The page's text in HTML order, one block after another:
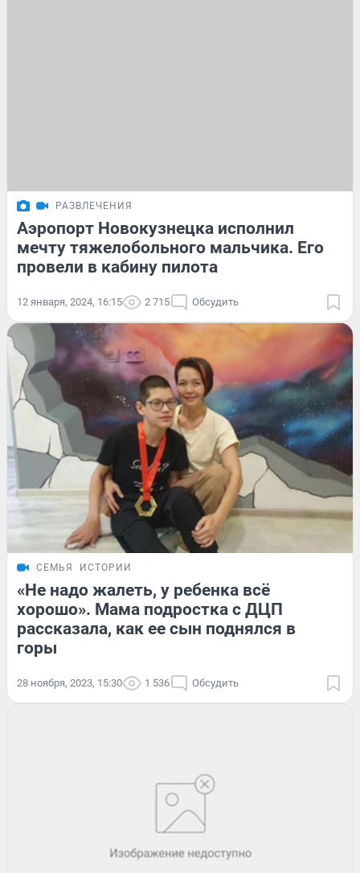
РАЗВЛЕЧЕНИЯ
Аэропорт Новокузнецка исполнил
мечту тяжелобольного мальчика. Его
провели в кабину пилота
12 января, 2024, 16:15 2 715 Обсудить
СЕМЬЯ ИСТОРИИ
«Не надо жалеть, у ребенка всё
хорошо». Мама подростка с ДЦП
рассказала, как ее сын поднялся в
горы
28 ноября, 2023, 15:30 1 536 Обсудить